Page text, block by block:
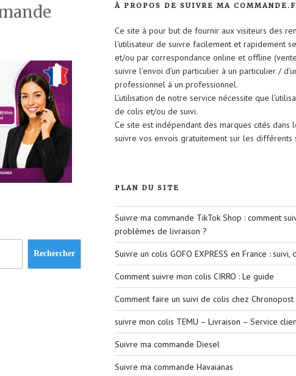
Rechercher
À PROPOS DE SUIVRE MA
Ce site à pour but de fournir aux visiteurs des
l’utilisateur de suivre facilement et rapidement
et/ou par correspondance online et offline
suivre l’envoi d’un particulier à un particulier /
professionnel à un professionnel.
L’utilisation de notre service nécessite que
de colis et/ou de suivi.
Ce site est indépendant des marques cités dans
suivre vos envois gratuitement sur les différents
PLAN DU SITE
Suivre ma commande TikTok Shop : comment
problèmes de livraison ?
Suivre un colis GOFO EXPRESS en France :
Comment suivre mon colis CIRRO : Le guide
Comment faire un suivi de colis chez Chronopost
suivre mon colis TEMU – Livraison – Service
Suivre ma commande Diesel
Suivre ma commande Havaianas